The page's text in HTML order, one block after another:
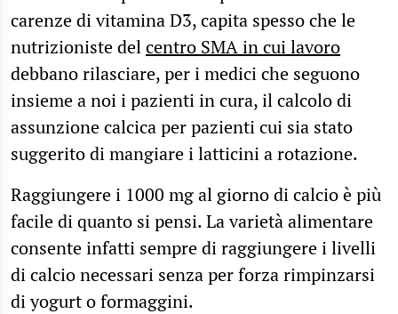
carenze di vitamina D3, capita spesso che le
nutrizioniste delcentro SMA in cui lavoro
debbano rilasciare, per i medici che seguono
insieme a noi i pazienti in cura, il calcolo di
assunzione calcica per pazienti cui sia stato
suggerito di mangiare i latticini a rotazione.
Raggiungere i 1000 mg al giorno di calcio è più
facile di quanto si pensi. La varietà alimentare
consente infatti sempre di raggiungere i livelli
di calcio necessari senza per forza rimpinzarsi
di yogurt o formaggini.